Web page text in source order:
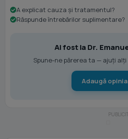
A explicat cauza și tratamentul?
Răspunde întrebărilor suplimentare?
Ai fost la Dr.
Spune-ne părerea ta — ajuți
Adaugă